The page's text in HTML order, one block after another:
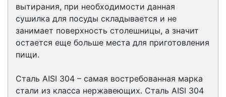
вытирания, при необходимости данная
сушилка для посуды складывается и не
занимает поверхность столешницы, а значит
остается еще больше места для приготовления
пищи.
Сталь AISI 304 – самая востребованная марка
стали из класса нержавеющих. Сталь AISI 304